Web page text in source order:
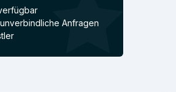
Anfragen